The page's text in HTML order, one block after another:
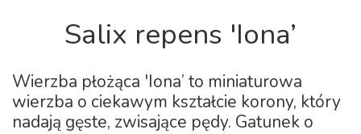
Salix repens 'Iona’
Wierzba płożąca 'Iona’ to miniaturowa
wierzba o ciekawym kształcie korony, który
nadają gęste, zwisające pędy. Gatunek o